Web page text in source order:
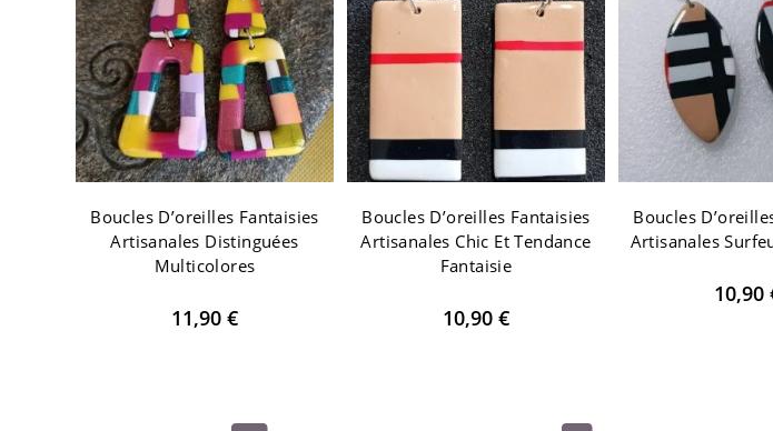
Boucles D’oreilles Fantaisies
Artisanales Distinguées
Multicolores
11,90 €
Boucles D’oreilles Fantaisies
Artisanales Chic Et Tendance
Fantaisie
10,90 €
Boucles
Artisanales
10,90